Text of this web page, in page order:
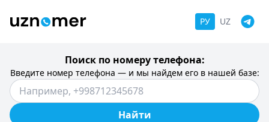
РУ UZ
Поиск по номеру телефона:
Введите номер телефона — и мы найдем его в нашей базе:
Найти